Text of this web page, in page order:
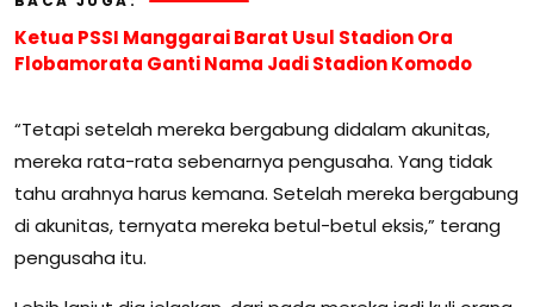
Ketua PSSI Manggarai Barat Usul Stadion Ora
Flobamorata Ganti Nama Jadi Stadion Komodo
“Tetapi setelah mereka bergabung didalam akunitas,
mereka rata-rata sebenarnya pengusaha. Yang tidak
tahu arahnya harus kemana. Setelah mereka bergabung
di akunitas, ternyata mereka betul-betul eksis,” terang
pengusaha itu.